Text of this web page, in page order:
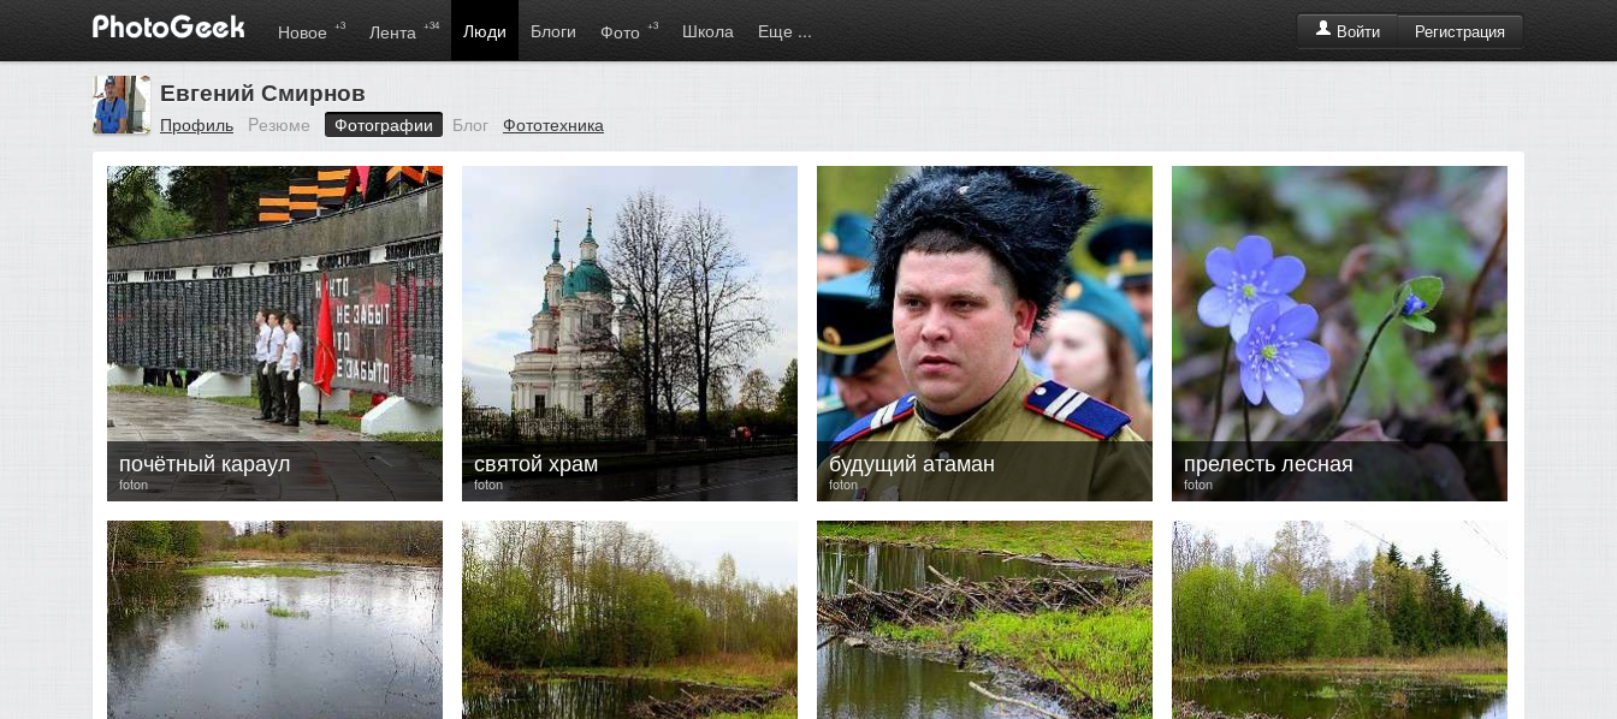
Войти Регистрация
Новое +3 Лента +34 Люди Блоги Фото +3 Школа Еще ...
Евгений Смирнов
Профиль Pезюме Фотографии Блог Фототехника
foton
почётный караул
foton
святой храм
foton
будущий атаман
foton
прелесть лесная